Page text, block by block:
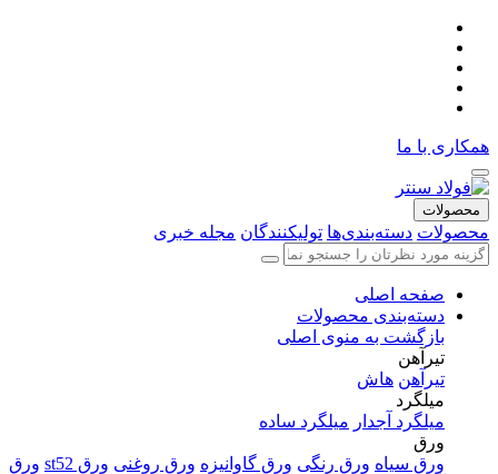
همکاری با ما
محصولات
محصولات دسته‌بندی‌ها تولیکنندگان مجله خبری
صفحه اصلی
دسته‌بندی محصولات
بازگشت به منوی اصلی
تیرآهن
تیرآهن هاش
میلگرد
میلگرد آجدار میلگرد ساده
ورق
ورق سیاه ورق رنگی ورق گاوانیزه ورق روغنی ورق st52
ورق